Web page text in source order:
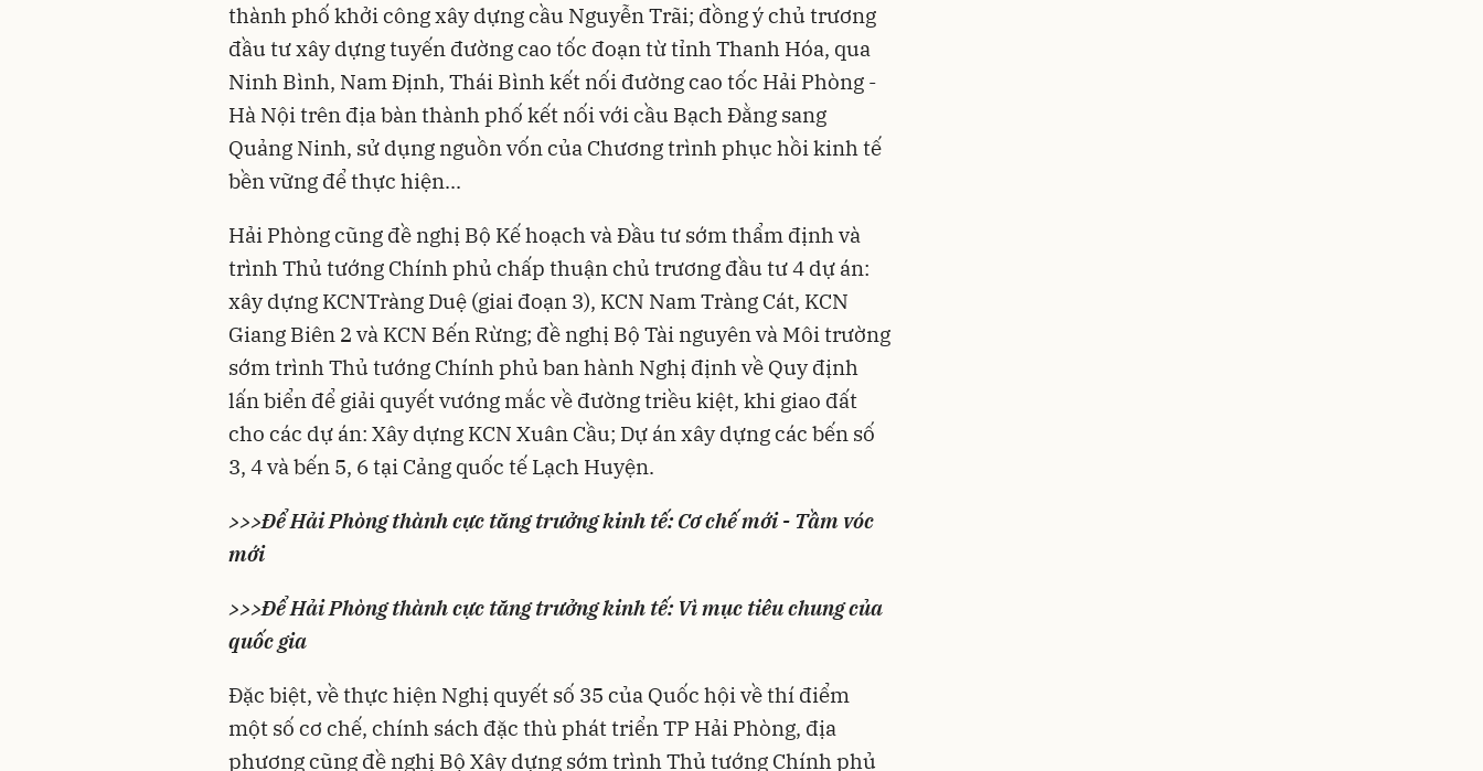
thành phố khởi công xây dựng cầu Nguyễn Trãi; đồng ý chủ trương
đầu tư xây dựng tuyến đường cao tốc đoạn từ tỉnh Thanh Hóa, qua
Ninh Bình, Nam Định, Thái Bình kết nối đường cao tốc Hải Phòng -
Hà Nội trên địa bàn thành phố kết nối với cầu Bạch Đằng sang
Quảng Ninh, sử dụng nguồn vốn của Chương trình phục hồi kinh tế
bền vững để thực hiện...
Hải Phòng cũng đề nghị Bộ Kế hoạch và Đầu tư sớm thẩm định và
trình Thủ tướng Chính phủ chấp thuận chủ trương đầu tư 4 dự án:
xây dựng KCNTràng Duệ (giai đoạn 3), KCN Nam Tràng Cát, KCN
Giang Biên 2 và KCN Bến Rừng; đề nghị Bộ Tài nguyên và Môi trường
sớm trình Thủ tướng Chính phủ ban hành Nghị định về Quy định
lấn biển để giải quyết vướng mắc về đường triều kiệt, khi giao đất
cho các dự án: Xây dựng KCN Xuân Cầu; Dự án xây dựng các bến số
3, 4 và bến 5, 6 tại Cảng quốc tế Lạch Huyện.
>>>Để Hải Phòng thành cực tăng trưởng kinh tế: Cơ chế mới - Tầm vóc
mới
>>>Để Hải Phòng thành cực tăng trưởng kinh tế: Vì mục tiêu chung của
quốc gia
Đặc biệt, về thực hiện Nghị quyết số 35 của Quốc hội về thí điểm
một số cơ chế, chính sách đặc thù phát triển TP Hải Phòng, địa
phương cũng đề nghị Bộ Xây dựng sớm trình Thủ tướng Chính phủ